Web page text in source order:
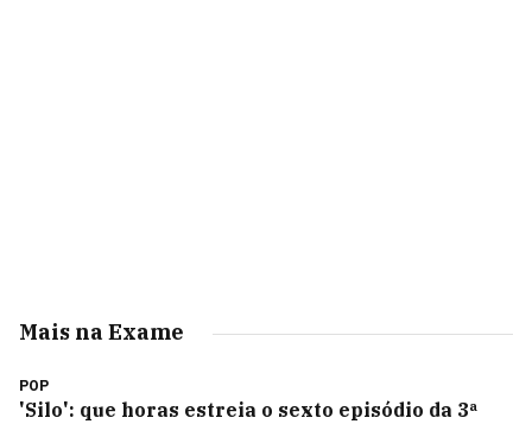
Mais na Exame
POP
'Silo': que horas estreia o sexto episódio da 3ª